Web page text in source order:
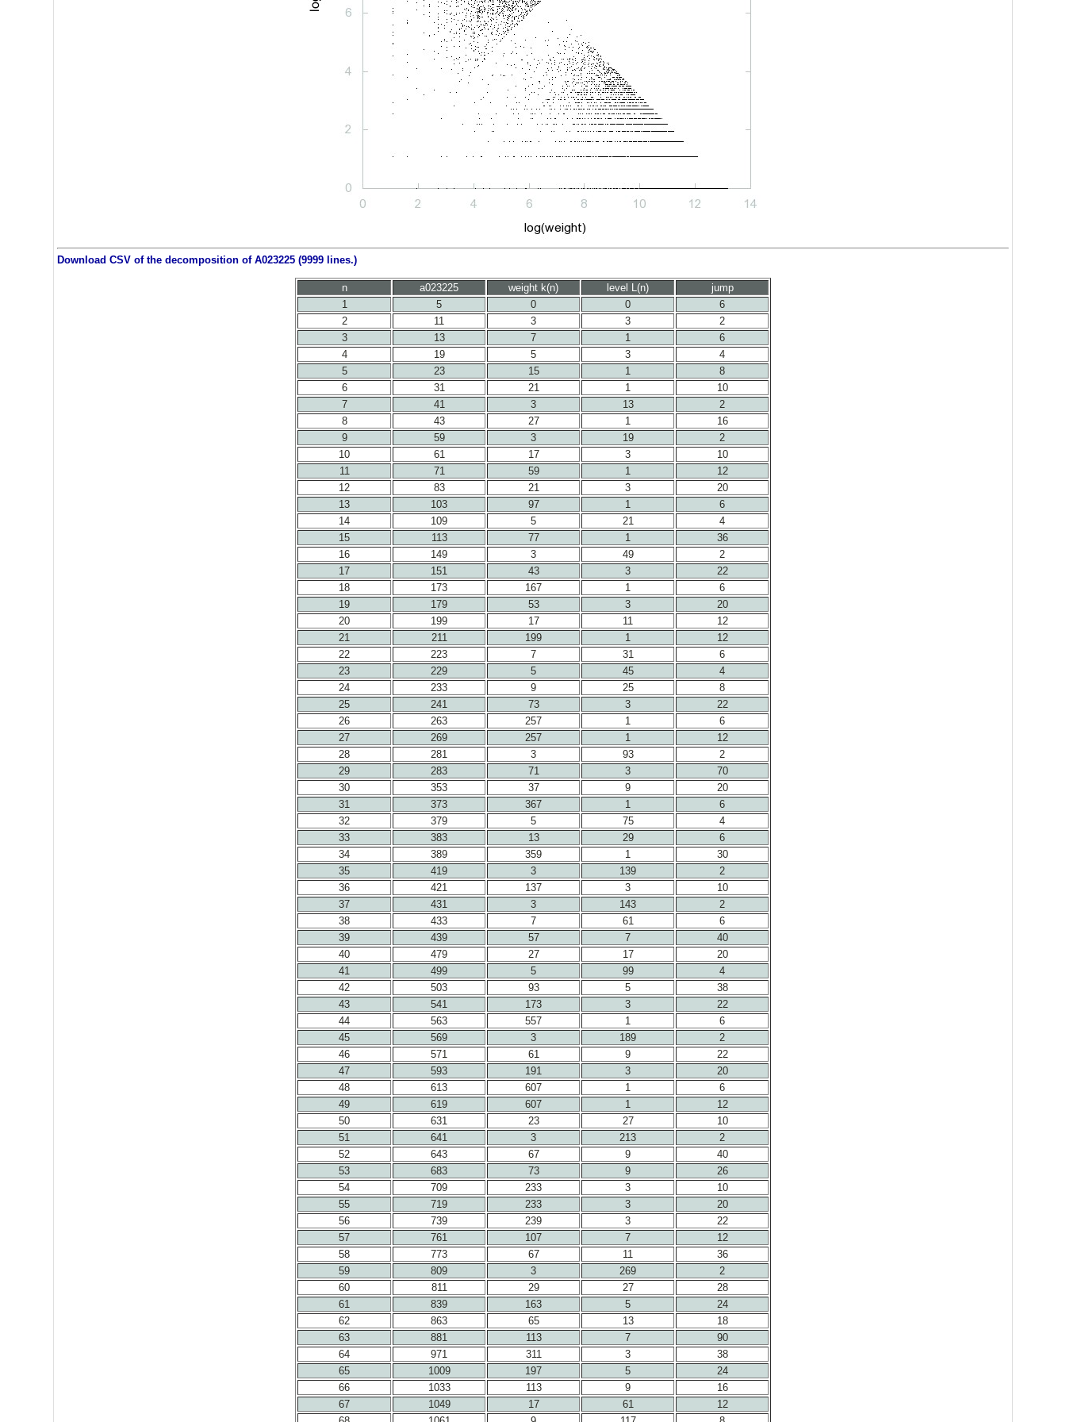
Download CSV of the decomposition of A023225 (9999 lines.)
n a023225 weight k(n) level L(n)
jump
1
5 0 0
6
2
11 3 3
2
3
13 7 1
6
4
19 5 3
4
5
23 15 1
8
6
31 21 1
10
7
41 3 13
2
8
43 27 1
16
9
59 3 19
2
10
61 17 3
10
11
71 59 1
12
12
83 21 3
20
13
103 97 1
6
14
109 5 21
4
15
113 77 1
36
16
149 3 49
2
17
151 43 3
22
18
173 167 1
6
19
179 53 3
20
20
199 17 11
12
21
211 199 1
12
22
223 7 31
6
23
229 5 45
4
24
233 9 25
8
25
241 73 3
22
26
263 257 1
6
27
269 257 1
12
28
281 3 93
2
29
283 71 3
70
30
353 37 9
20
31
373 367 1
6
32
379 5 75
4
33
383 13 29
6
34
389 359 1
30
35
419 3 139
2
36
421 137 3
10
37
431 3 143
2
38
433 7 61
6
39
439 57 7
40
40
479 27 17
20
41
499 5 99
4
42
503 93 5
38
43
541 173 3
22
44
563 557 1
6
45
569 3 189
2
46
571 61 9
22
47
593 191 3
20
48
613 607 1
6
49
619 607 1
12
50
631 23 27
10
51
641 3 213
2
52
643 67 9
40
53
683 73 9
26
54
709 233 3
10
55
719 233 3
20
56
739 239 3
22
57
761 107 7
12
58
773 67 11
36
59
809 3 269
2
60
811 29 27
28
61
839 163 5
24
62
863 65 13
18
63
881 113 7
90
64
971 311 3
38
65
1009 197 5
24
66
1033 113 9
16
67
1049 17 61
12